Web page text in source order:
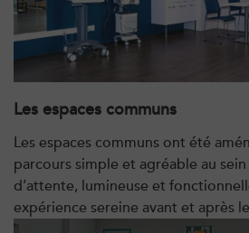
Les espaces communs
Les espaces communs ont été
parcours simple et agréable au
d’attente, lumineuse et
expérience sereine avant et après
5 Rue Monge 92170
01 46 44 33 92
PRENDRE RDV
IK Paris 7 Saint Germain
199 Bd Saint-Germain